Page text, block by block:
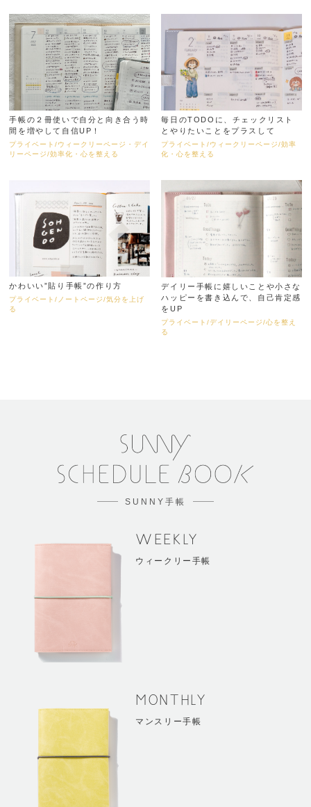
手帳の２冊使いで自分と向き合う時
間を増やして自信UP！
プライベート/ウィークリーページ・デイ
リーページ/効率化・心を整える
毎日のTODOに、チェックリスト
とやりたいことをプラスして
プライベート/ウィークリーページ/効率
化・心を整える
かわいい”貼り手帳”の作り方
プライベート/ノートページ/気分を上げ
る
デイリー手帳に嬉しいことや小さな
ハッピーを書き込んで、自己肯定感
をUP
プライベート/デイリーページ/心を整え
る
SUNNY手帳
WEEKLY
ウィークリー手帳
MONTHLY
マンスリー手帳